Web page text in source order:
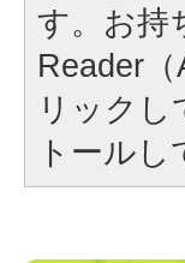
す。お持
Reader
リック
トールし